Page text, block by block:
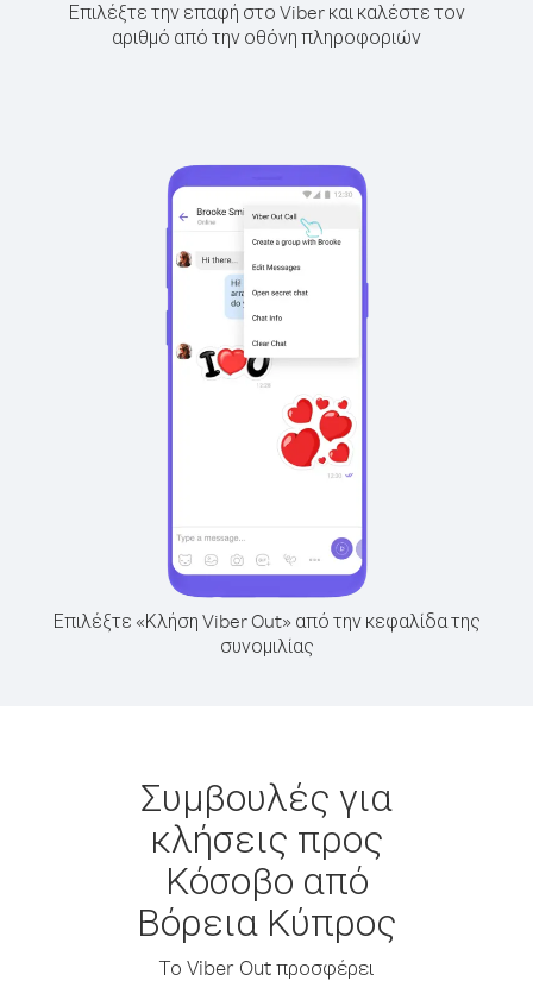
Επιλέξτε την επαφή στο Viber και καλέστε τον
αριθμό από την οθόνη πληροφοριών
Επιλέξτε «Κλήση Viber Out» από την κεφαλίδα της
συνομιλίας
Συμβουλές για
κλήσεις προς
Κόσοβο από
Βόρεια Κύπρος
Το Viber Out προσφέρει